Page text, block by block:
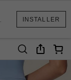
INSTALLER